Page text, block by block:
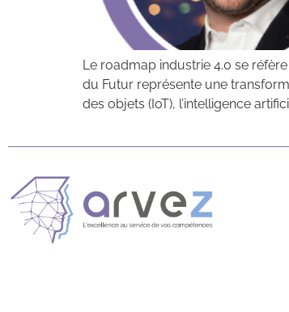
Le roadmap industrie 4.0 se
du Futur représente une
des objets (IoT), l’intelligence